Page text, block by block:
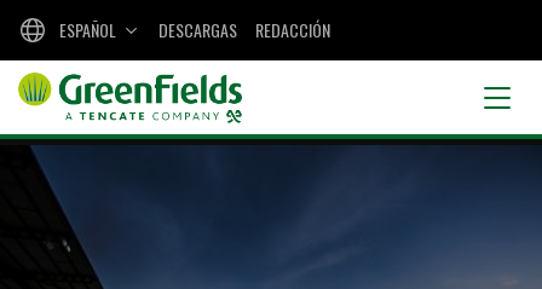
DESCARGAS REDACCIÓN
ESPAÑOL